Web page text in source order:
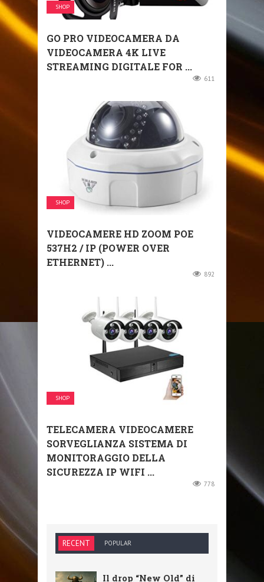
SHOP
GO PRO VIDEOCAMERA DA
VIDEOCAMERA 4K LIVE
STREAMING DIGITALE FOR ...
611
SHOP
VIDEOCAMERE HD ZOOM POE
537H2 / IP (POWER OVER
ETHERNET) ...
892
SHOP
TELECAMERA VIDEOCAMERE
SORVEGLIANZA SISTEMA DI
MONITORAGGIO DELLA
SICUREZZA IP WIFI ...
778
RECENT POPULAR
Il drop “New Old” di